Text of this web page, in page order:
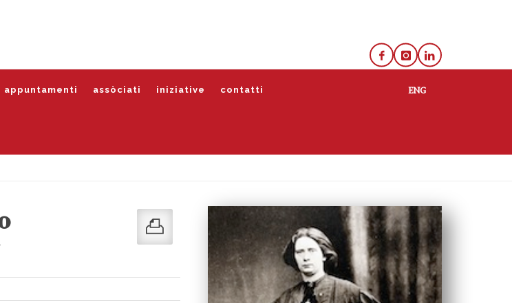
appuntamenti assòciati iniziative contatti